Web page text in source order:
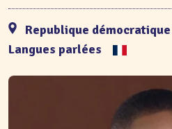
Republique démocratique
Langues parlées